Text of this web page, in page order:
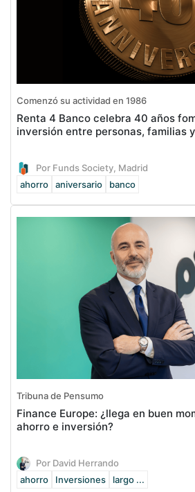
Comenzó su actividad en 1986
Renta 4 Banco celebra 40 años
inversión entre personas, familias
Por Funds Society, Madrid
ahorro
aniversario banco
Tribuna de Pensumo
Finance Europe: ¿llega en buen
ahorro e inversión?
Por David Herrando
ahorro
Inversiones largo ...